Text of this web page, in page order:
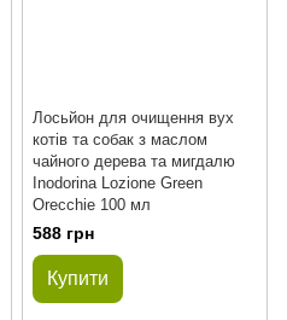
Лосьйон для очищення вух
котів та собак з маслом
чайного дерева та мигдалю
Inodorina Lozione Green
Orecchie 100 мл
588 грн
Купити